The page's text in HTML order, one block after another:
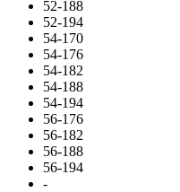
52-188
52-194
54-170
54-176
54-182
54-188
54-194
56-176
56-182
56-188
56-194
-